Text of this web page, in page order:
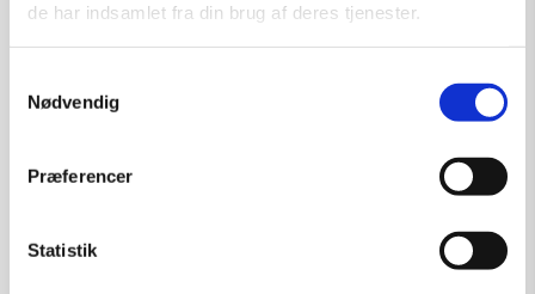
de har indsamlet fra din brug af deres tjenester.
Nødvendig
Præferencer
Statistik